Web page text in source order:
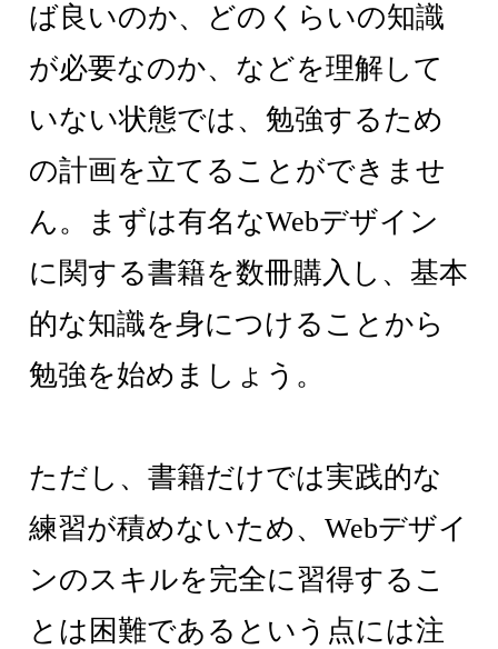
ば良いのか、どのくらいの知識
が必要なのか、などを理解して
いない状態では、勉強するため
の計画を立てることができませ
ん。まずは有名なWebデザイン
に関する書籍を数冊購入し、基本
的な知識を身につけることから
勉強を始めましょう。
ただし、書籍だけでは実践的な
練習が積めないため、Webデザイ
ンのスキルを完全に習得するこ
とは困難であるという点には注